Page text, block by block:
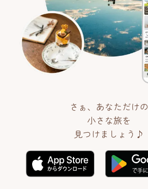
さぁ、あなただけの
小さな旅を
見つけましょう♪